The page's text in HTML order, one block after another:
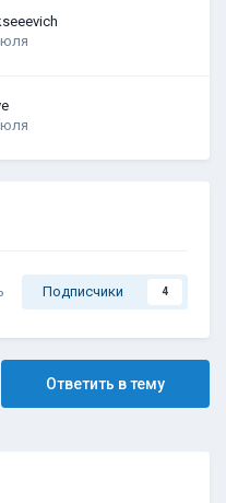
Подписчики 4
Ответить в тему